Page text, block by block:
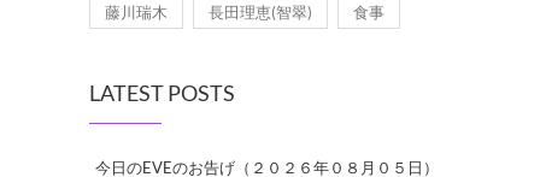
藤川瑞木 長田理恵(智翠) 食事
LATEST POSTS
今日のEVEのお告げ（２０２６年０８月０５日）